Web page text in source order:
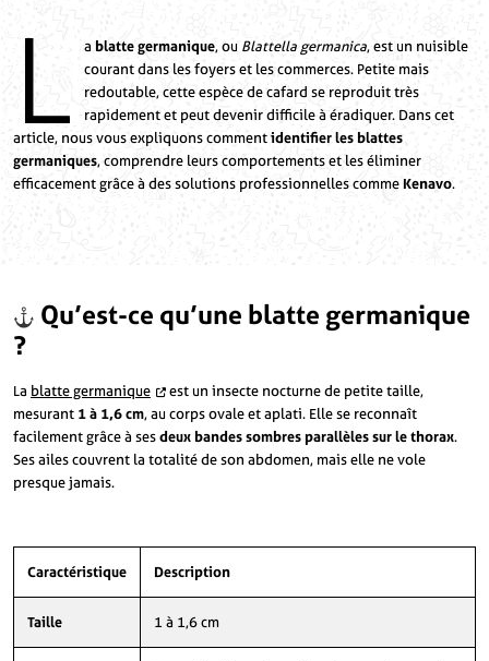
L a blatte germanique, ou Blattella germanica, est un nuisible
courant dans les foyers et les commerces. Petite mais
redoutable, cette espèce de cafard se reproduit très
rapidement et peut devenir difficile à éradiquer. Dans cet
article, nous vous expliquons commentidentifier les blattes
germaniques, comprendre leurs comportements et les éliminer
efficacement grâce à des solutions professionnelles commeKenavo.
Qu’est-ce qu’une blatte germanique
?
La blatte germanique
est un insecte nocturne de petite taille,
mesurant 1 à 1,6 cm, au corps ovale et aplati. Elle se reconnaît
facilement grâce à sesdeux bandes sombres parallèles sur le thorax.
Ses ailes couvrent la totalité de son abdomen, mais elle ne vole
presque jamais.
Caractéristique Description
Taille 1 à 1,6 cm